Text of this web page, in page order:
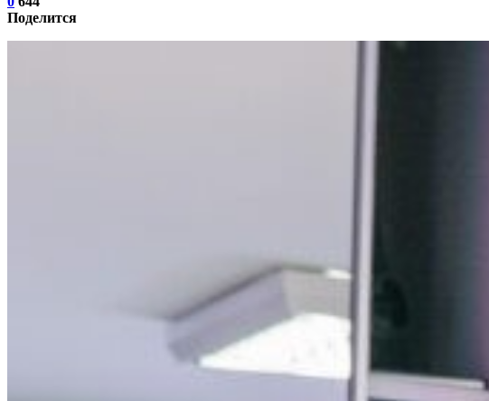
Поделится